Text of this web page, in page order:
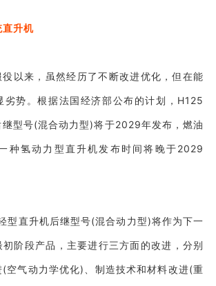
直升机
以来，虽然经历了不断改进优化，但在能
劣势。根据法国经济部公布的计划，H125
型号(混合动力型)将于2029年发布，燃油
种氢动力型直升机发布时间将晚于2029
型直升机后继型号(混合动力型)将作为下一
阶段产品，主要进行三方面的改进，分别
空气动力学优化)、制造技术和材料改进(重